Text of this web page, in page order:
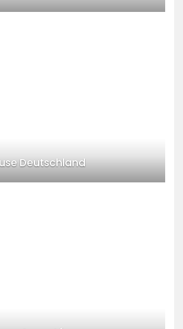
Deutschland